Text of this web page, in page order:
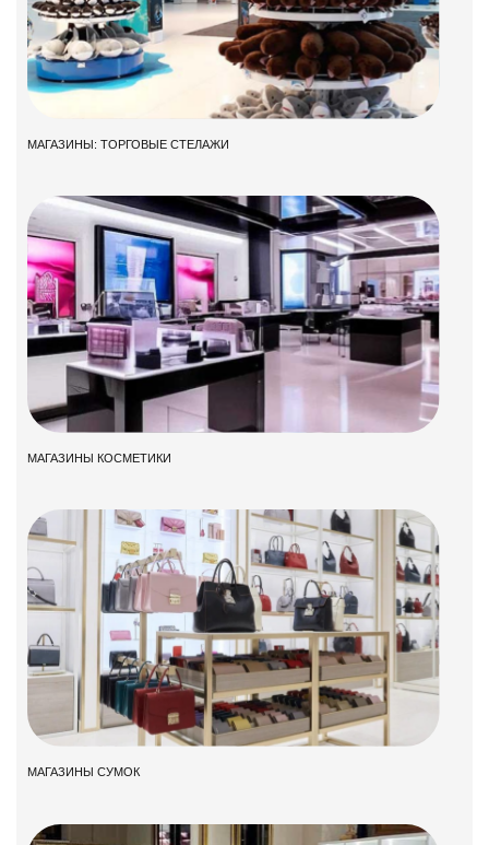
МАГАЗИНЫ: ТОРГОВЫЕ СТЕЛАЖИ
МАГАЗИНЫ КОСМЕТИКИ
МАГАЗИНЫ СУМОК